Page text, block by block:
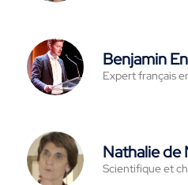
Benjamin
Expert français
Nathalie de
Scientifique et